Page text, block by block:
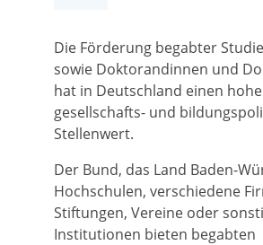
Die Förderung begabter
sowie Doktorandinnen und
hat in Deutschland einen
gesellschafts- und
Stellenwert.
Der Bund, das Land Baden-
Hochschulen, verschiedene
Stiftungen, Vereine oder
Institutionen bieten begabten